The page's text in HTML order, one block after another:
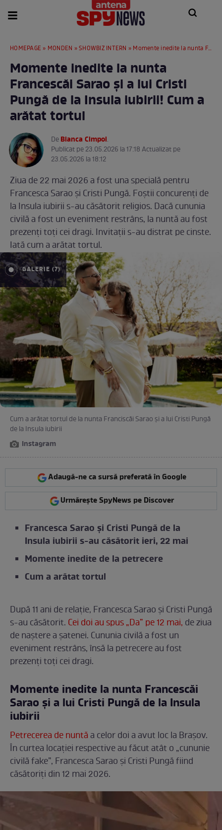
HOMEPAGE » MONDEN »SHOWBIZ INTERN » Momente inedite la nunta Francescăi Sarao și a lui Cristi Pungă de la Insula iubirii! Cum a arătat tortul
Momente inedite la nunta
Francescăi Sarao și a lui Cristi
Pungă de la Insula iubirii! Cum a
arătat tortul
DeBianca Cimpoi.
Publicat pe 23.05.2026 la 17:18 Actualizat pe
23.05.2026 la 18:12
Ziua de 22 mai 2026 a fost una specială pentru
Francesca Sarao și Cristi Pungă. Foștii concurenți de
la Insula iubirii s-au căsătorit religios. Dacă cununia
civilă a fost un eveniment restrâns, la nuntă au fost
prezenți toți cei dragi. Invitații s-au distrat pe cinste.
Iată cum a arătat tortul.
GALERIE (7)
Cum a arătat tortul de la nunta Franciscăi Sarao și a lui Cristi Pungă
de la Insula iubirii
Instagram
Adaugă-ne ca sursă preferată în Google
Urmărește SpyNews pe Discover
Francesca Sarao și Cristi Pungă de la
Insula iubirii s-au căsătorit ieri, 22 mai
Momente inedite de la petrecere
Cum a arătat tortul
După 11 ani de relație, Francesca Sarao și Cristi Pungă
s-au căsătorit. Cei doi au spus „Da” pe 12 mai, de ziua
de naștere a șatenei. Cununia civilă a fost un
eveniment restrâns, însă la petrecere au fost
prezenți toți cei dragi.
Momente inedite la nunta Francescăi
Sarao și a lui Cristi Pungă de la Insula
iubirii
Petrecerea de nuntăa celor doi a avut loc la Brașov.
În curtea locației respective au făcut atât o „cununie
civilă fake”, Francesca Sarao și Cristi Pungă fiind
căsătoriți din 12 mai 2026.